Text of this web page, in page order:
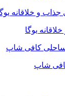
یوگا
شاپ